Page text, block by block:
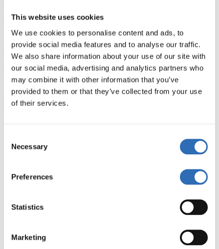
This website uses cookies
We use cookies to personalise content and ads, to
provide social media features and to analyse our traffic.
We also share information about your use of our site with
our social media, advertising and analytics partners who
may combine it with other information that you’ve
provided to them or that they’ve collected from your use
of their services.
Selection
Necessary
Preferences
Statistics
Marketing
Ta hjälp av vår fraktförmedlingstjänst och få ett individuellt anpassat
frakterbjudande för just din pall- eller containerfrakt.
Skicka förfrågan
För- och nackdelar med sjöfrakt
Det är viktigt att ha koll på vilka fördelar du kan ta del av om du
skickar ditt gods med sjöfrakt men också vilka nackdelar som finns
med denna transportmetod.
Sjöfrakt är särskilt lämpligt när stora
mängder gods ska fraktas längre sträckor, framförallt om
Kostnadseffektivt:
Sjöfrakt är billigare än flyg- och
järnvägstransporter, speciellt om du vill transportera större
Flexibilitet:
Med färre restriktioner kan allt från bilar till
Lägre miljöpåverkan:
Sjöfrakt anses vara det mest
energieffektiva fraktalternativet.